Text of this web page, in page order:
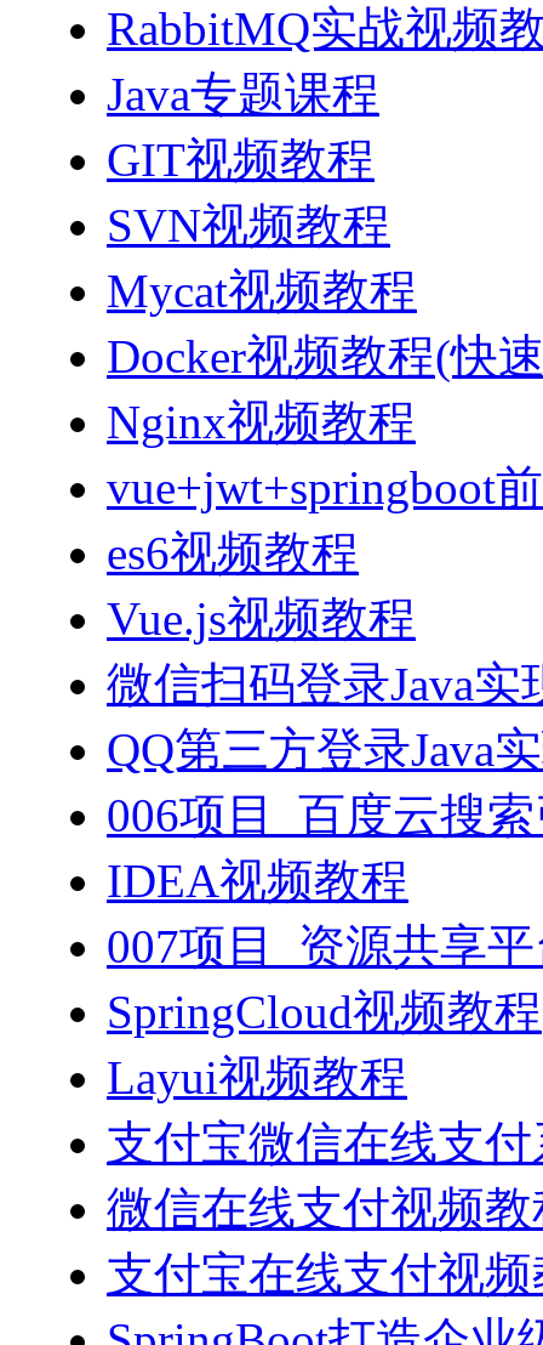
RabbitMQ实战视频
Java专题课程
GIT视频教程
SVN视频教程
Mycat视频教程
Docker视频教程(快
Nginx视频教程
vue+jwt+springboot
es6视频教程
Vue.js视频教程
微信扫码登录Java实
QQ第三方登录Java
006项目_百度云搜
IDEA视频教程
007项目_资源共享
SpringCloud视频教程
Layui视频教程
支付宝微信在线支
微信在线支付视频教
支付宝在线支付视